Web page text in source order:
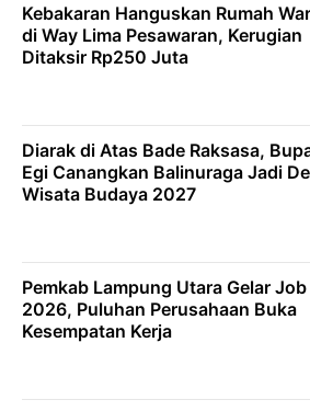
Kebakaran Hanguskan Rumah
di Way Lima Pesawaran, Kerugian
Ditaksir Rp250 Juta
Diarak di Atas Bade Raksasa,
Egi Canangkan Balinuraga Jadi
Wisata Budaya 2027
Pemkab Lampung Utara Gelar Job
2026, Puluhan Perusahaan Buka
Kesempatan Kerja